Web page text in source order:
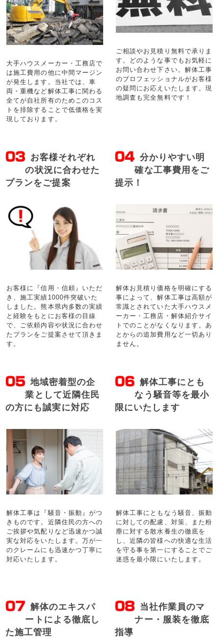
大手ハウスメーカー・工務店で
は施工費用の他に中間マージン
が発生します。当社では、車
両・重機など解体工事に関わる
全てが自社所有のためこのコス
トを排除することで低価格を実
現しております。
ご相談やお見積り無料で承りま
す。どのような事でもお気軽に
お問い合わせ下さい。解体工事
のプロフェッショナルがお客様
の疑問にお応えいたします。現
地調査も完全無料です！
お客様それぞれ
の状況に合わせた
プランをご提案
お客様に『信用・信頼』いただ
き、施工実績1000件突破いた
しました。熊本県内多数の実績
と経験をもとにお客様の目線
で、ご依頼内容や状況に合わせ
たプランをご提案させて頂きま
す。
分かりやすい明
確な工事費用をご
提示！
解体お見積り価格を明確にする
事によって、解体工事は高額が
常識とされていた大手ハウスメ
ーカー・工務店・解体紹介サイ
トでのことがなくなります。あ
とからの追加費用など一切あり
ません。
地域密着型の企
業として近隣住民
の方にも誠実に対応
解体工事は『騒音・振動』がつ
きものです。近隣住民の方への
ご挨拶や気配りなど迅速かつ誠
実な対応をいたします。万が一
のクレームにも迅速かつ丁寧に
対応いたします。
解体工事にとも
なう騒音等を最小
限にいたします
解体工事にともなう騒音、振動
に対しての配慮、対策、また粉
塵に対する散水養生の徹底を
し、近隣の皆様への快適な生活
を守る事を第一にすることでご
迷惑を最小限にいたします。
解体のエキスパ
ートによる徹底し
た施工管理
当社作業員のマ
ナー・服装を徹底
指導